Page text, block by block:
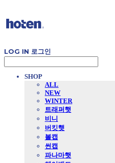
LOG IN 로그인
SHOP
ALL
NEW
WINTER
트래퍼햇
비니
버킷햇
볼캡
썬캡
파나마햇